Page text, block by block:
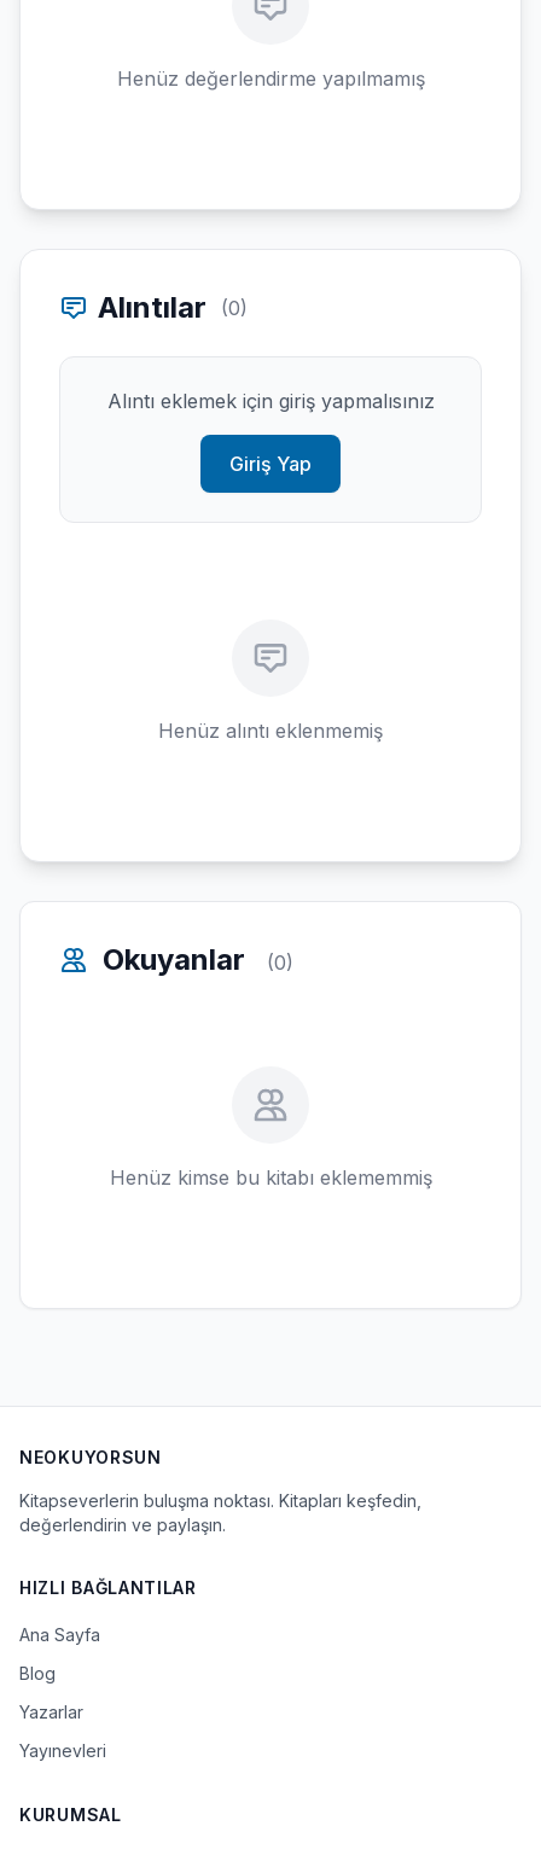
Henüz değerlendirme yapılmamış
Alıntılar (0)
Alıntı eklemek için giriş yapmalısınız
Giriş Yap
Henüz alıntı eklenmemiş
Okuyanlar (0)
Henüz kimse bu kitabı eklememmiş
NEOKUYORSUN
Kitapseverlerin buluşma noktası. Kitapları keşfedin,
değerlendirin ve paylaşın.
HIZLI BAĞLANTILAR
Ana Sayfa
Blog
Yazarlar
Yayınevleri
KURUMSAL